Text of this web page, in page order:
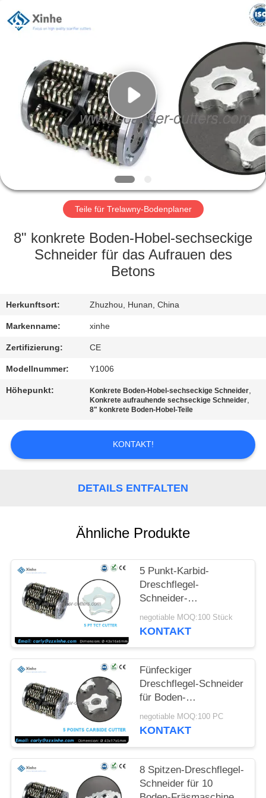
HAUSE
PRODUKTE
ÜBER
WERKSBESICHTIGUNG
KONTAKT
MIT
UNS
NEUIGKEITEN
RECHTSSACHEN
DATENSCHUTZ-
BESTIMMUNGEN
Industry
Co.,
Ltd..
Teile für Trelawny-Bodenplaner
8" konkrete Boden-Hobel-sechseckige
Schneider für das Aufrauen des
Betons
Herkunftsort: Zhuzhou, Hunan, China
Markenname: xinhe
Zertifizierung: CE
Modellnummer: Y1006
Höhepunkt: Konkrete Boden-Hobel-sechseckige Schneider,
Konkrete aufrauhende sechseckige Schneider,
8" konkrete Boden-Hobel-Teile
KONTAKT!
DETAILS ENTFALTEN
Ähnliche Produkte
5 Punkt-Karbid-
Dreschflegel-
Schneider-
Ausrüstungs-konkrete
Boden-Hobel-Teile für
negotiable MOQ:100 Stück
KONTAKT
Fünfeckiger
Dreschflegel-Schneider
für Boden-
Fräsmaschine SF 60
negotiable MOQ:100 PC
KONTAKT
8 Spitzen-Dreschflegel-
Schneider für 10